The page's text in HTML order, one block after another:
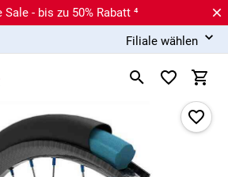
Sale - bis zu 50% Rabatt ⁴
Filiale wählen